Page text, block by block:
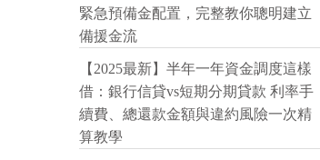
緊急預備金配置，完整教你聰明建立
備援金流
【2025最新】半年一年資金調度這樣
借：銀行信貸vs短期分期貸款 利率手
續費、總還款金額與違約風險一次精
算教學